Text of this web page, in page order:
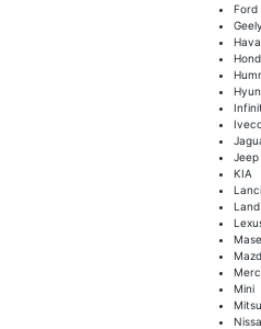
Ford
Geely
Jeep
KIA
Mini